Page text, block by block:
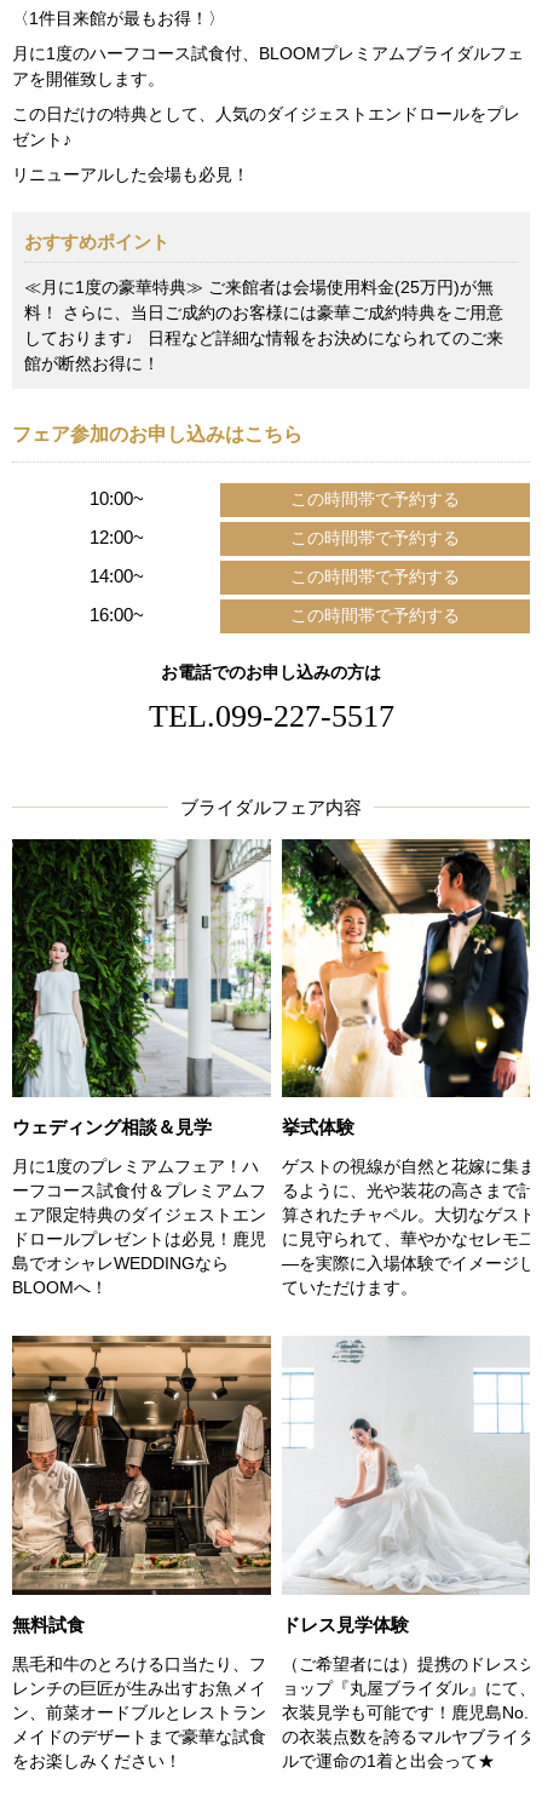
〈1件目来館が最もお得！〉
月に1度のハーフコース試食付、BLOOMプレミアムブライダルフェ
アを開催致します。
この日だけの特典として、人気のダイジェストエンドロールをプレ
ゼント♪
リニューアルした会場も必見！
おすすめポイント
≪月に1度の豪華特典≫ ご来館者は会場使用料金(25万円)が無
料！ さらに、当日ご成約のお客様には豪華ご成約特典をご用意
しております♩ 日程など詳細な情報をお決めになられてのご来
館が断然お得に！
フェア参加のお申し込みはこちら
10:00~
12:00~
14:00~
16:00~
お電話でのお申し込みの方は
TEL.099-227-5517
ブライダルフェア内容
ウェディング相談＆見学
月に1度のプレミアムフェア！ハ
ーフコース試食付＆プレミアムフ
ェア限定特典のダイジェストエン
ドロールプレゼントは必見！鹿児
島でオシャレWEDDINGなら
BLOOMへ！
挙式体験
ゲストの視線が自然と花嫁に集ま
るように、光や装花の高さまで計
算されたチャペル。大切なゲスト
に見守られて、華やかなセレモ二
―を実際に入場体験でイメージし
ていただけます。
無料試食
黒毛和牛のとろける口当たり、フ
レンチの巨匠が生み出すお魚メイ
ン、前菜オードブルとレストラン
メイドのデザートまで豪華な試食
をお楽しみください！
ドレス見学体験
（ご希望者には）提携のドレスシ
ョップ『丸屋ブライダル』にて、
衣装見学も可能です！鹿児島No.1
の衣装点数を誇るマルヤブライダ
ルで運命の1着と出会って★